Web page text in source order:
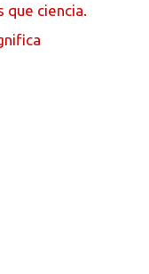
ciencia.